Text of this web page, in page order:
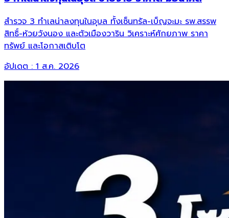
สำรวจ 3 ทำเลน่าลงทุนในอุบล ทั้งเซ็นทรัล-เบ็ญจะมะ รพ.สรรพ
สิทธิ์-ห้วยวังนอง และตัวเมืองวาริน วิเคราะห์ศักยภาพ ราคา
ทรัพย์ และโอกาสเติบโต
อัปเดต : 1 ส.ค. 2026